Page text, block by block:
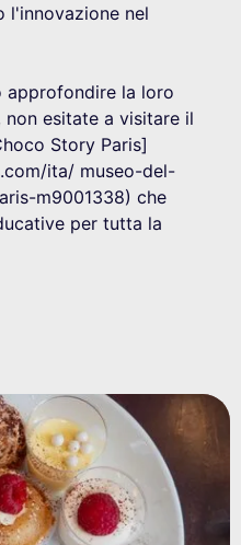
l'innovazione nel
approfondire la loro
esitate a visitare il
Story Paris]
ita/ museo-del-
m9001338) che
per tutta la